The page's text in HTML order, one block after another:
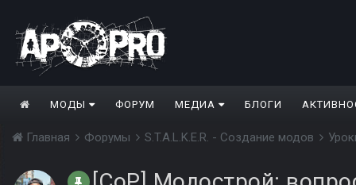
МОДЫ ФОРУМ МЕДИА БЛОГИ
Главная Форумы S.T.A.L.K.E.R. - Создание модов